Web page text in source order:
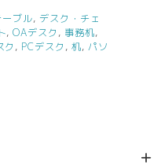
ーブル, デスク・チェ
,OAデスク , 事務机,
ク , PCデスク ,机, パソ